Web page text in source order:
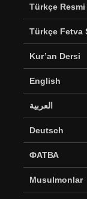
Türkçe Resmi
Türkçe Fetva
Kur’an Dersi
English
العربية
Deutsch
ФАТВА
Musulmonlar